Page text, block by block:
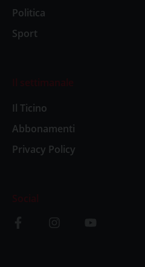
Politica
Sport
Il settimanale
Il Ticino
Abbonamenti
Privacy Policy
Social